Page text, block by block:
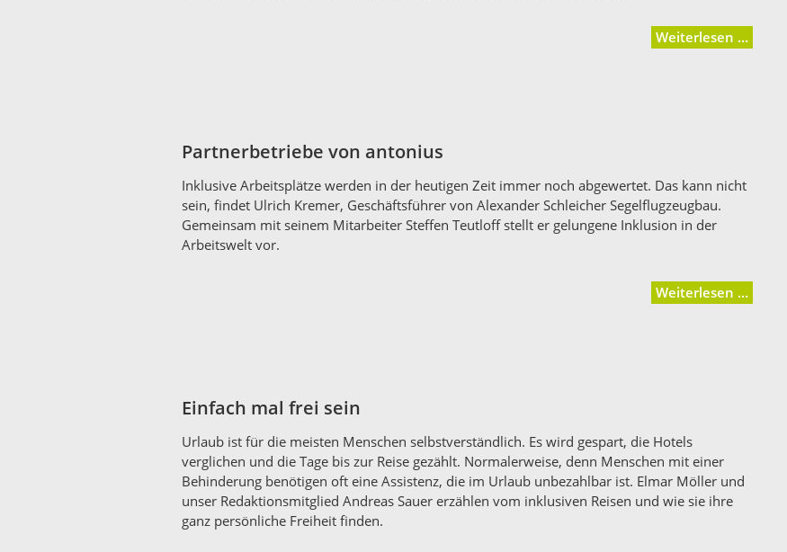
Weiterlesen …
Partnerbetriebe von antonius
Inklusive Arbeitsplätze werden in der heutigen Zeit immer noch abgewertet. Das kann nicht
sein, findet Ulrich Kremer, Geschäftsführer von Alexander Schleicher Segelflugzeugbau.
Gemeinsam mit seinem Mitarbeiter Steffen Teutloff stellt er gelungene Inklusion in der
Arbeitswelt vor.
Weiterlesen …
Einfach mal frei sein
Urlaub ist für die meisten Menschen selbstverständlich. Es wird gespart, die Hotels
verglichen und die Tage bis zur Reise gezählt. Normalerweise, denn Menschen mit einer
Behinderung benötigen oft eine Assistenz, die im Urlaub unbezahlbar ist. Elmar Möller und
unser Redaktionsmitglied Andreas Sauer erzählen vom inklusiven Reisen und wie sie ihre
ganz persönliche Freiheit finden.